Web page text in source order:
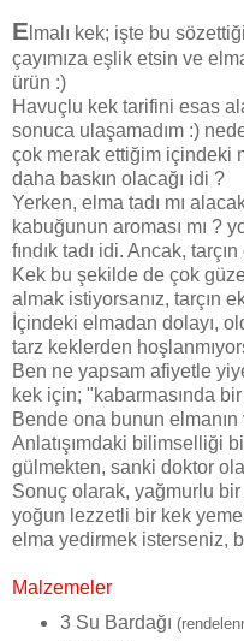
E lmalı kek; işte bu
çayımıza eşlik etsin ve
ürün :)
Havuçlu kek tarifini esas
sonuca ulaşamadım :)
çok merak ettiğim içindeki
daha baskın olacağı idi ?
Yerken, elma tadı mı
kabuğunun aroması mı ?
fındık tadı idi. Ancak,
Kek bu şekilde de çok
almak istiyorsanız, tarçın
İçindeki elmadan dolayı,
tarz keklerden
Ben ne yapsam afiyetle
kek için; "kabarmasında
Bende ona bunun
Anlatışımdaki bilimselliği
gülmekten, sanki doktor
Sonuç olarak, yağmurlu bir
yoğun lezzetli bir kek
elma yedirmek isterseniz,
Malzemeler
3 Su Bardağı